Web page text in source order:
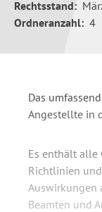
Rechtsstand:
Ordneranzahl: 4
Das
Angestellte in
Es enthält alle
Richtlinien
Auswirkungen
Beamten und